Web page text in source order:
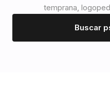
temprana,
Buscar